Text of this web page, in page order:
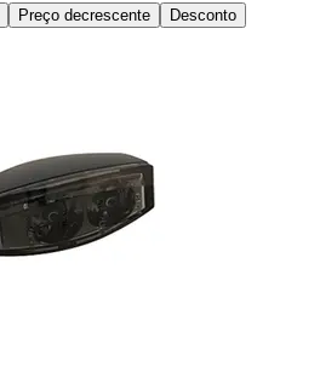
Preço decrescente Desconto